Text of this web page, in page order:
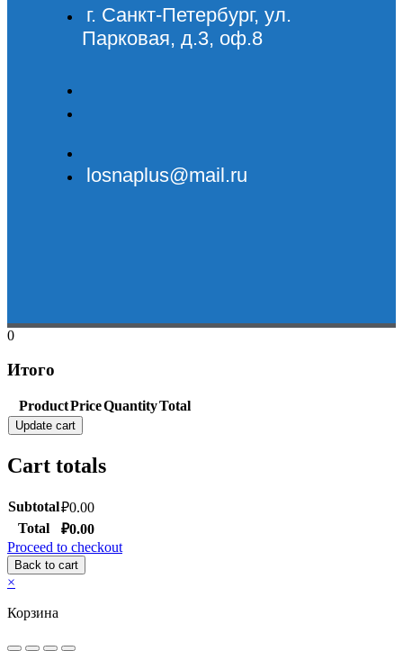
г. Санкт-Петербург, ул.
Парковая, д.3, оф.8
losnaplus@mail.ru
0
Итого
ProductPriceQuantityTotal
Update cart
Cart totals
Subtotal₽0.00
Total
₽0.00
Proceed to checkout
Back to cart
×
Корзина